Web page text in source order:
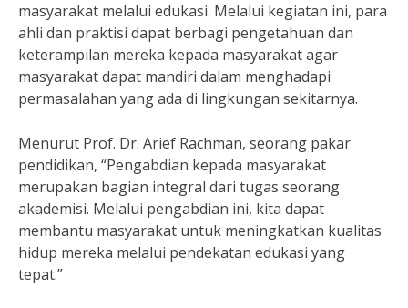
masyarakat melalui edukasi. Melalui kegiatan ini, para
ahli dan praktisi dapat berbagi pengetahuan dan
keterampilan mereka kepada masyarakat agar
masyarakat dapat mandiri dalam menghadapi
permasalahan yang ada di lingkungan sekitarnya.
Menurut Prof. Dr. Arief Rachman, seorang pakar
pendidikan, “Pengabdian kepada masyarakat
merupakan bagian integral dari tugas seorang
akademisi. Melalui pengabdian ini, kita dapat
membantu masyarakat untuk meningkatkan kualitas
hidup mereka melalui pendekatan edukasi yang
tepat.”